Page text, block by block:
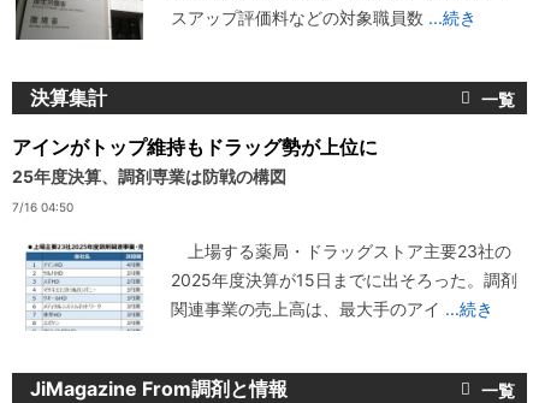
スアップ評価料などの対象職員数 ...続き
決算集計
アインがトップ維持もドラッグ勢が上位に
25年度決算、調剤専業は防戦の構図
7/16 04:50
上場する薬局・ドラッグストア主要23社の
2025年度決算が15日までに出そろった。調剤
関連事業の売上高は、最大手のアイ ...続き
JiMagazine From調剤と情報